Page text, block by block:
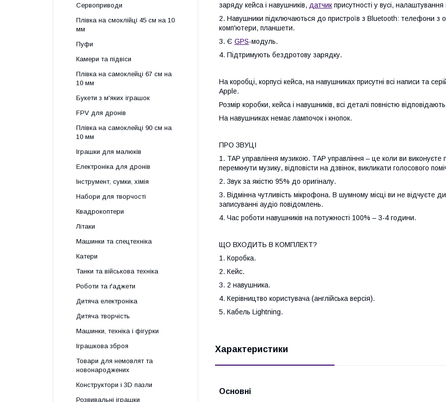
заряду кейса і навушників, датчик присутності у вусі,
2. Навушники підключаються до пристроїв з Bluetooth: телефони
комп'ютери, планшети.
3. Є GPS-модуль.
4. Підтримують бездротову зарядку.
На коробці, корпусі кейса, на навушниках присутні всі написи та
Apple.
Розмір коробки, кейса і навушників, всі деталі повністю
На навушниках немає лампочок і кнопок.
ПРО ЗВУЦІ
1. TAP управління музикою. ТАР управління – це коли ви
перемкнути музику, відповісти на дзвінок, викликати голосового
2. Звук за якістю 95% до оригіналу.
3. Відмінна чутливість мікрофона. В шумному місці ви не відчуєте
записуванні аудіо повідомлень.
4. Час роботи навушників на потужності 100% – 3-4 години.
ЩО ВХОДИТЬ В КОМПЛЕКТ?
1. Коробка.
2. Кейс.
3. 2 навушника.
4. Керівництво користувача (англійська версія).
5. Кабель Lightning.
Характеристики
Основні
Сервоприводи
Плівка на смоклійці 45 см на 10
мм
Пуфи
Камери та підвіси
Плівка на самоклейці 67 см на
10 мм
Букети з м'яких іграшок
FPV для дронів
Плівка на самоклейці 90 см на
10 мм
Іграшки для малюків
Електроніка для дронів
Інструмент, сумки, хімія
Набори для творчості
Квадрокоптери
Літаки
Машинки та спецтехніка
Катери
Танки та військова техніка
Роботи та ґаджети
Дитяча електроніка
Дитяча творчість
Машинки, техніка і фігурки
Іграшкова зброя
Товари для немовлят та
новонароджених
Конструктори і 3D пазли
Розвивальні іграшки